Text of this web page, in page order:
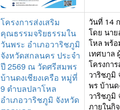
โครงการส่งเสริม
คุณธรรมจริยธรรมใน
วันพระ อำเภอวาริชภูมิ
จังหวัดสกลนคร ประจำ
ปี 2569 ณ วัดศรีสมพร
บ้านดงเชียงเครือ หมู่ที่
9 ตำบลปลาโหล
อำเภอวาริชภูมิ จังหวัด
วันที่ 14
โดย นา
โหล พร้
เทศบาล
โครงกา
วาริชภูมิ
พร บ้านด
วาริชภูมิ
ภายในกิ